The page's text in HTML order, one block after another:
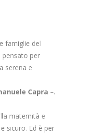
famiglie del
pensato per
serena e
Capra –.
maternità e
sicuro. Ed è per